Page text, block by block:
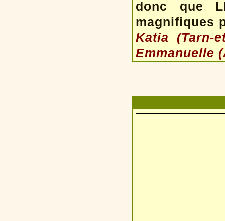
donc que
magnifiques
Katia (Tarn-
Emmanuelle